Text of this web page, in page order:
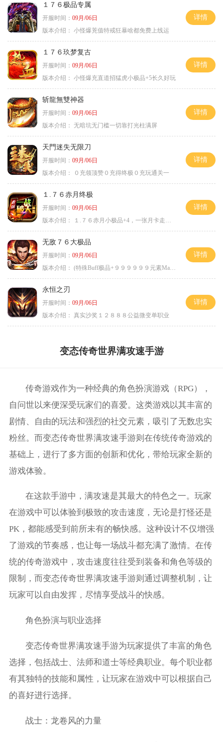
１７６极品专属
开服时间： 09月/06日
版本介绍： 小怪爆茺值特戒狂暴啥都免费上线运
详情
１７６玖梦复古
开服时间： 09月/06日
版本介绍： 小怪爆充直道招猛虎小极品+5长久好玩
详情
斩龍無雙神器
开服时间： 09月/06日
版本介绍： 无暗坑无门槛一切靠打光柱满屏
详情
天門迷失无限刀
开服时间： 09月/06日
版本介绍：
０充领顶赞０充得终极０充玩通关一
详情
１.７６赤月终极
开服时间： 09月/06日
版本介绍：
１.７６赤月小极品+4，一张月卡走天涯a
详情
无敌７６大极品
开服时间： 09月/06日
版本介绍： (特殊Buff极品+９９９９９９元素Max）
详情
永恒之刃
开服时间： 09月/06日
版本介绍： 真实沙奖１２８８８公益微变单职业
详情
变态传奇世界满攻速手游
传奇游戏作为一种经典的角色扮演游戏（RPG），
自问世以来便深受玩家们的喜爱。这类游戏以其丰富的
剧情、自由的玩法和强烈的社交元素，吸引了无数忠实
粉丝。而变态传奇世界满攻速手游则在传统传奇游戏的
基础上，进行了多方面的创新和优化，带给玩家全新的
游戏体验。
在这款手游中，满攻速是其最大的特色之一。玩家
在游戏中可以体验到极致的攻击速度，无论是打怪还是
PK，都能感受到前所未有的畅快感。这种设计不仅增强
了游戏的节奏感，也让每一场战斗都充满了激情。在传
统的传奇游戏中，攻击速度往往受到装备和角色等级的
限制，而变态传奇世界满攻速手游则通过调整机制，让
玩家可以自由发挥，尽情享受战斗的快感。
角色扮演与职业选择
变态传奇世界满攻速手游为玩家提供了丰富的角色
选择，包括战士、法师和道士等经典职业。每个职业都
有其独特的技能和属性，让玩家在游戏中可以根据自己
的喜好进行选择。
战士：龙卷风的力量